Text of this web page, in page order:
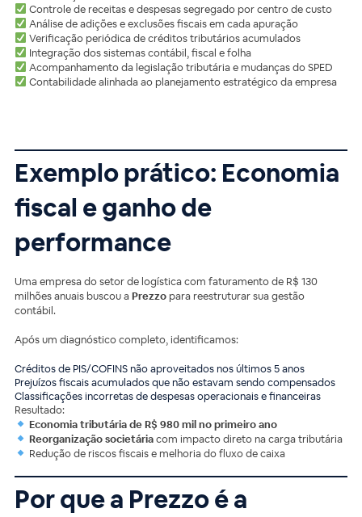
Controle de receitas e despesas segregado por centro de custo
Análise de adições e exclusões fiscais em cada apuração
Verificação periódica de créditos tributários acumulados
Integração dos sistemas contábil, fiscal e folha
Acompanhamento da legislação tributária e mudanças do SPED
Contabilidade alinhada ao planejamento estratégico da empresa
Exemplo prático: Economia
fiscal e ganho de
performance
Uma empresa do setor de logística com faturamento de R$ 130
milhões anuais buscou aPrezzopara reestruturar sua gestão
contábil.
Após um diagnóstico completo, identificamos:
Créditos de PIS/COFINS não aproveitados nos últimos 5 anos
Prejuízos fiscais acumulados que não estavam sendo compensados
Classificações incorretas de despesas operacionais e financeiras
Resultado:
Economia tributária de R$ 980 mil no primeiro ano
Reorganização societáriacom impacto direto na carga tributária
Redução de riscos fiscais e melhoria do fluxo de caixa
Por que a Prezzo é a